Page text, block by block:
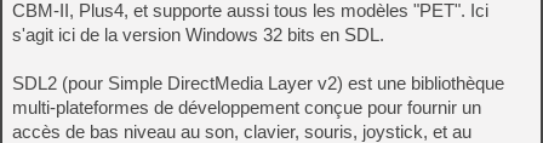
CBM-II, Plus4, et supporte aussi tous les modèles "PET". Ici
s'agit ici de la version Windows 32 bits en SDL.
SDL2 (pour Simple DirectMedia Layer v2) est une bibliothèque
multi-plateformes de développement conçue pour fournir un
accès de bas niveau au son, clavier, souris, joystick, et au